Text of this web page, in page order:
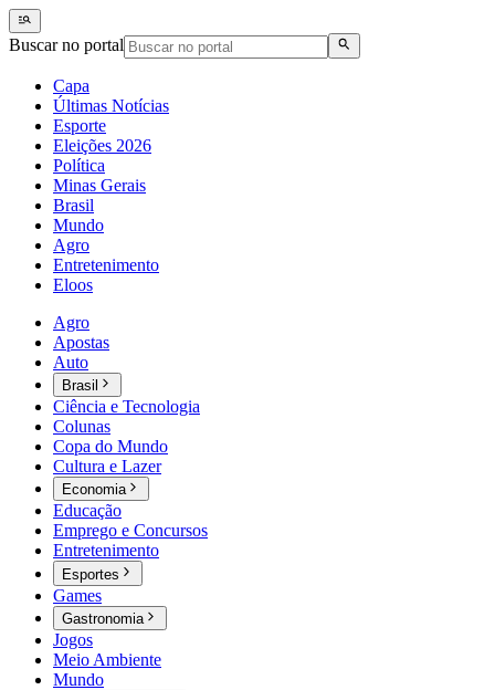
Buscar no portal
Capa
Últimas Notícias
Esporte
Eleições 2026
Política
Minas Gerais
Brasil
Mundo
Agro
Entretenimento
Eloos
Agro
Apostas
Auto
Brasil
Ciência e Tecnologia
Colunas
Copa do Mundo
Cultura e Lazer
Economia
Educação
Emprego e Concursos
Entretenimento
Esportes
Games
Gastronomia
Jogos
Meio Ambiente
Mundo